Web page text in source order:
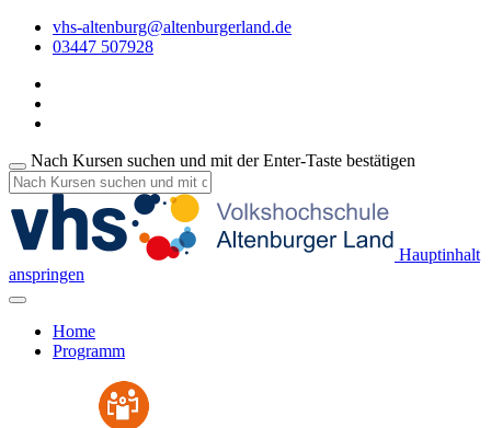
vhs-altenburg@altenburgerland.de
03447 507928
Nach Kursen suchen und mit der Enter-Taste bestätigen
Hauptinhalt
anspringen
Home
Programm